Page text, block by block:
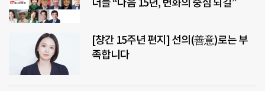
더들 “다음 15년, 변화의 중심 되길”
[창간 15주년 편지] 선의(善意)로는 부
족합니다